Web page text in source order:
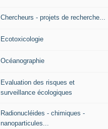
Chercheurs - projets de recherche...
Ecotoxicologie
Océanographie
Evaluation des risques et
surveillance écologiques
Radionucléides - chimiques -
nanoparticules...